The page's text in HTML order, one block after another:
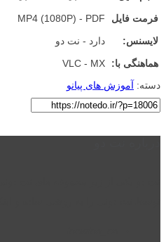
فرمت فایل
MP4 (1080P) - PDF
لایسنس:
دارد - نت دو
هماهنگی با:
VLC - MX
دسته: آموزش های پیانو